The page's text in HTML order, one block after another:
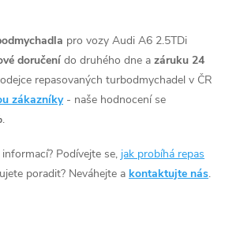
pro vozy Audi A6 2.5TDi
doručení do druhého dne a záruku 24
repasovaných turbodmychadel v ČR
zákazníky- naše hodnocení se
.
Podívejte se, jak probíhá repas
poradit? Neváhejte a kontaktujte nás.